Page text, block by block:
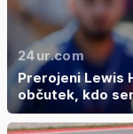
24ur.com
Prerojeni Lewis
občutek, kdo